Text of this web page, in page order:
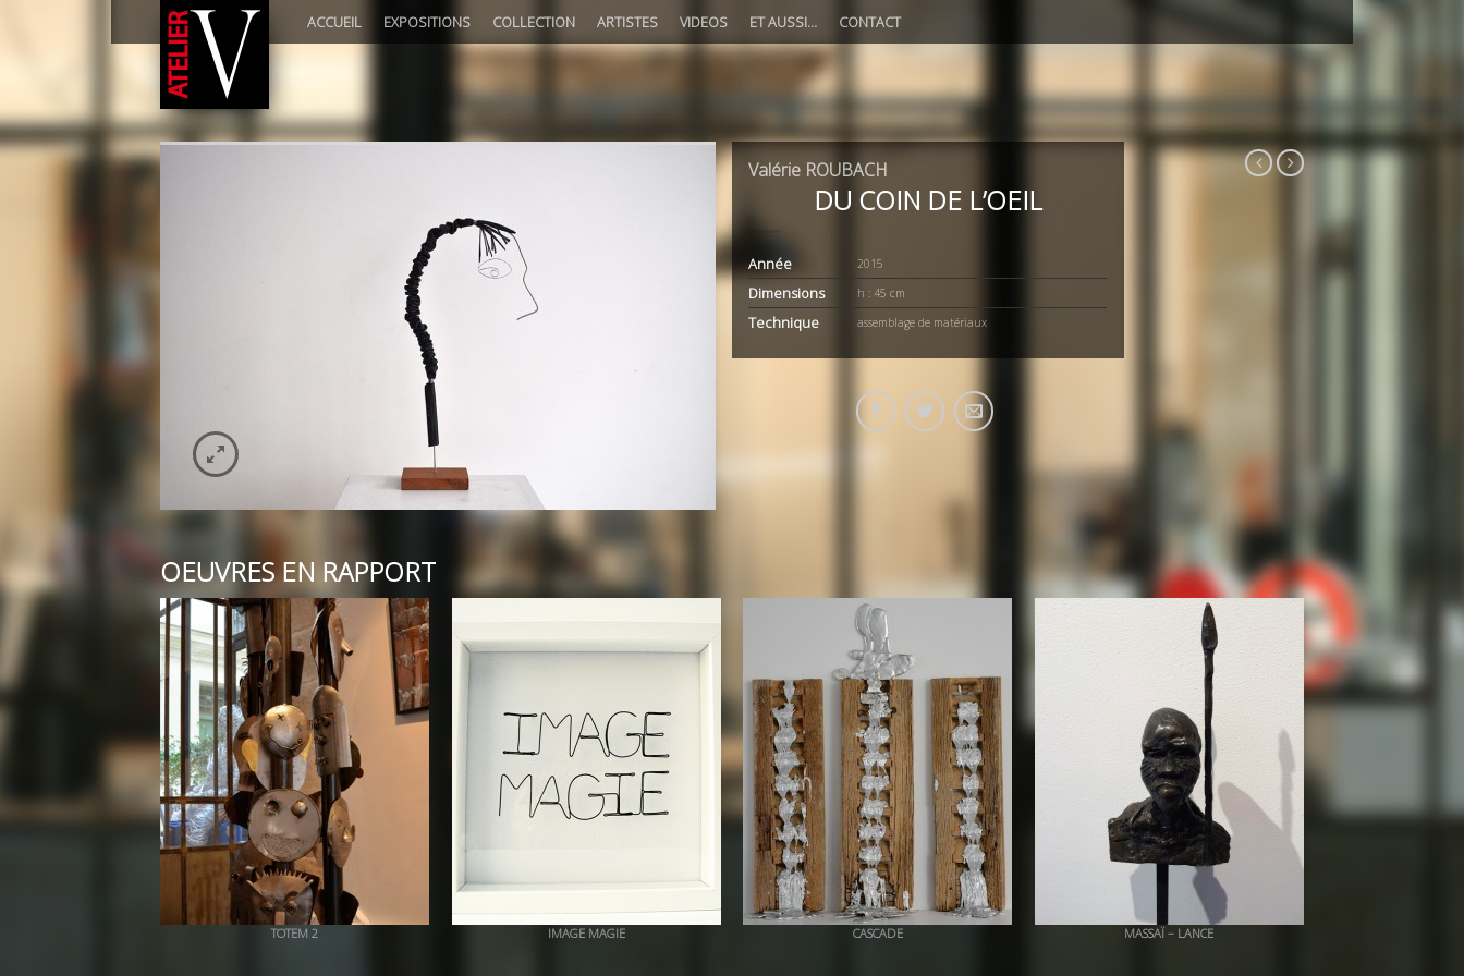
ACCUEIL EXPOSITIONS COLLECTION ARTISTES VIDEOS ET AUSSI… CONTACT
Valérie ROUBACH
DU COIN DE L’OEIL
Année 2015
Dimensions h : 45 cm
Technique assemblage de matériaux
OEUVRES EN RAPPORT
+ QUICK VIEW
TOTEM 2 + QUICK VIEW
IMAGE MAGIE + QUICK VIEW
CASCADE + QUICK VIEW
MASSAÏ – LANCE